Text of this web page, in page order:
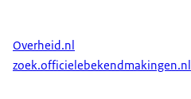
Overheid.nl
zoek.officielebekendmakingen.nl